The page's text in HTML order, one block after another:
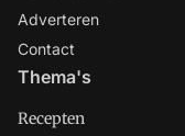
Adverteren
Contact
Thema's
Recepten